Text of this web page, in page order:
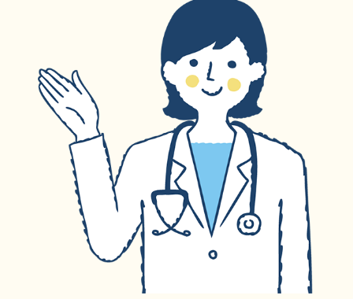
医療に関するコラム
文献に関するコラム
難病の日
病気と生きる広場
インタビュー一覧
医療従事者へのインタビュー
患者さんとご家族へのインタビュー